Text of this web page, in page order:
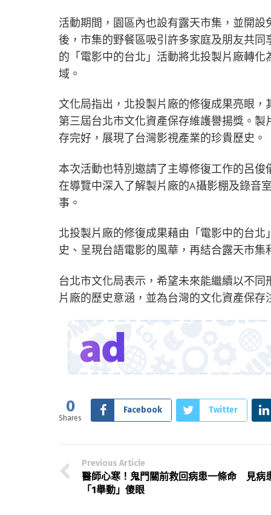
活動期間，園區內也設有露天市集，並開
後，市集的野餐區吸引許多家庭及朋友共
的「電影中的台北」活動將北投製片廠轉
域。
文化局指出，北投製片廠的修復成果亮眼
第三屆台北市文化資產保存維護譽揚獎。
存完好，展現了台灣影視產業的珍貴歷史。
本次活動也特別邀請了主導修復工作的呂
在導覽中深入了解製片廠的A攝影棚及錄音
事。
北投製片廠的修復成果藉由「電影中的台
史、呈現台語電影的風華，再結合露天市
台北市文化局表示，希望未來能繼續以不
片廠的歷史意涵，並為台灣的文化資產保存
0
Shares
Facebook Twitter
Previous Article
醫師心寒！鬼門關前救回病患一條命 見病
「1舉動」傻眼